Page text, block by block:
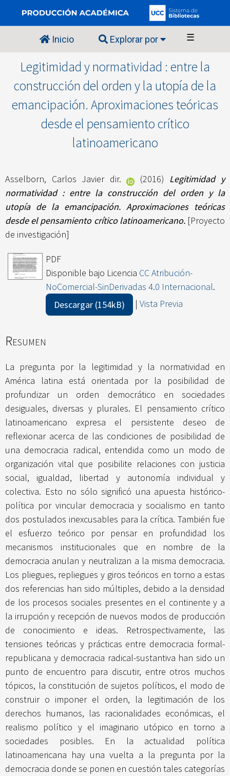
Inicio Explorar por ☰
Legitimidad y normatividad : entre la
construcción del orden y la utopía de la
emancipación. Aproximaciones teóricas
desde el pensamiento crítico
latinoamericano
Asselborn, Carlos Javier dir. (2016) Legitimidad y
normatividad : entre la construcción del orden y la
utopía de la emancipación. Aproximaciones teóricas
desde el pensamiento crítico latinoamericano.[Proyecto
de investigación]
PDF
Disponible bajo Licencia CC Atribución-
NoComercial-SinDerivadas 4.0 Internacional.
Descargar (154kB)
| Vista Previa
Resumen
La pregunta por la legitimidad y la normatividad en
América latina está orientada por la posibilidad de
profundizar un orden democrático en sociedades
desiguales, diversas y plurales. El pensamiento crítico
latinoamericano expresa el persistente deseo de
reflexionar acerca de las condiciones de posibilidad de
una democracia radical, entendida como un modo de
organización vital que posibilite relaciones con justicia
social, igualdad, libertad y autonomía individual y
colectiva. Esto no sólo significó una apuesta histórico-
política por vincular democracia y socialismo en tanto
dos postulados inexcusables para la crítica. También fue
el esfuerzo teórico por pensar en profundidad los
mecanismos institucionales que en nombre de la
democracia anulan y neutralizan a la misma democracia.
Los pliegues, repliegues y giros teóricos en torno a estas
dos referencias han sido múltiples, debido a la densidad
de los procesos sociales presentes en el continente y a
la irrupción y recepción de nuevos modos de producción
de conocimiento e ideas. Retrospectivamente, las
tensiones teóricas y prácticas entre democracia formal-
republicana y democracia radical-sustantiva han sido un
punto de encuentro para discutir, entre otros muchos
tópicos, la constitución de sujetos políticos, el modo de
construir o imponer el orden, la legitimación de los
derechos humanos, las racionalidades económicas, el
realismo político y el imaginario utópico en torno a
sociedades posibles. En la actualidad política
latinoamericana hay una vuelta a la pregunta por la
democracia donde se ponen en cuestión tales categorías